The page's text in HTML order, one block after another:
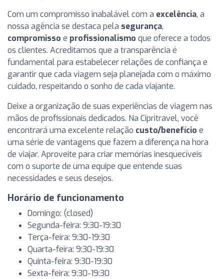
Com um compromisso inabalável com a excelência, a
nossa agência se destaca pela segurança,
compromisso e profissionalismo que oferece a todos
os clientes. Acreditamos que a transparência é
fundamental para estabelecer relações de confiança e
garantir que cada viagem seja planejada com o máximo
cuidado, respeitando o sonho de cada viajante.
Deixe a organização de suas experiências de viagem nas
mãos de profissionais dedicados. Na Cipritravel, você
encontrará uma excelente relação custo/benefício e
uma série de vantagens que fazem a diferença na hora
de viajar. Aproveite para criar memórias inesquecíveis
com o suporte de uma equipe que entende suas
necessidades e seus desejos.
Horário de funcionamento
Domingo: (closed)
Segunda-feira: 9:30-19:30
Terça-feira: 9:30-19:30
Quarta-feira: 9:30-19:30
Quinta-feira: 9:30-19:30
Sexta-feira: 9:30-19:30